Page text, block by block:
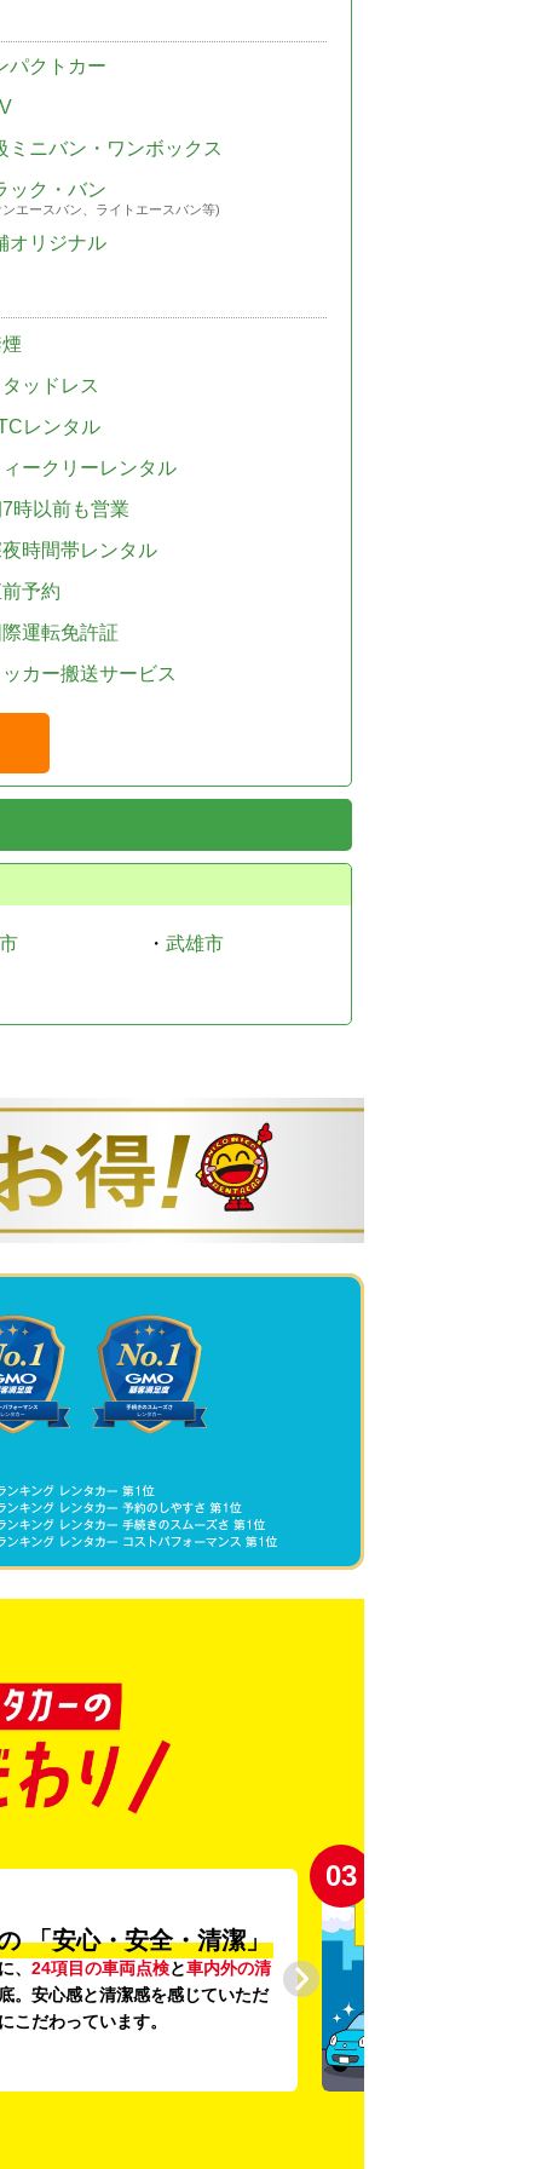
パクトカー
ミニバン・ワンボックス
ック・バン
エースバン、ライトエースバン等)
オリジナル
ッドレス
レンタル
ークリーレンタル
時以前も営業
時間帯レンタル
予約
運転免許証
カー搬送サービス
・ 武雄市
「安心・安全・清潔」
、 24項目の車両点検と車内外の清
。安心感と清潔感を感じていただ
こだわっています。
03